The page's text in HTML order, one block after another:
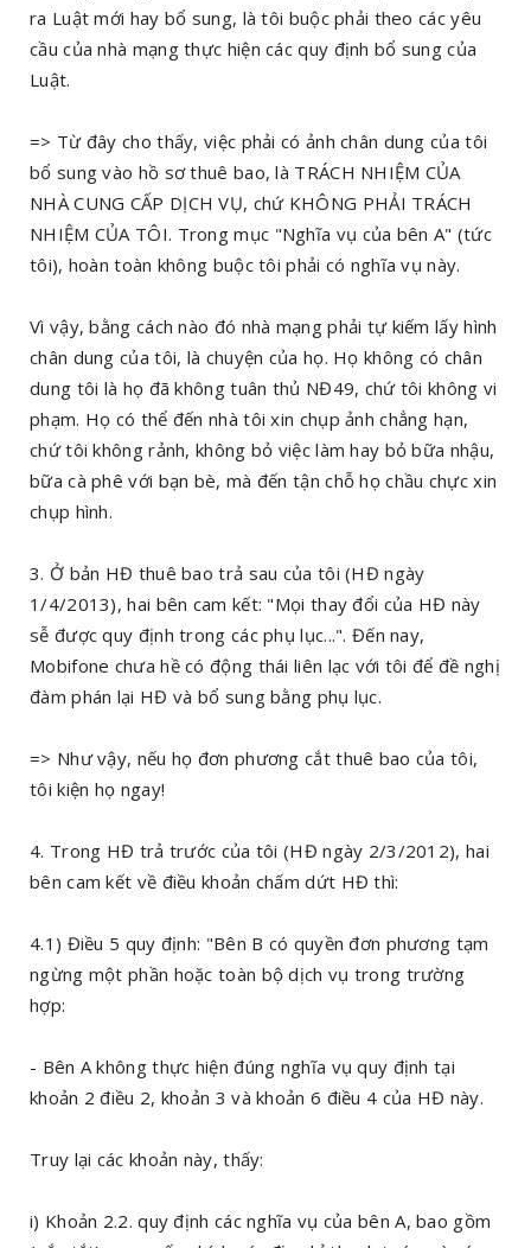
ra Luật mới hay bổ sung, là tôi buộc phải theo các yêu
cầu của nhà mạng thực hiện các quy định bổ sung của
Luật.
=> Từ đây cho thấy, việc phải có ảnh chân dung của tôi
bổ sung vào hồ sơ thuê bao, là TRÁCH NHIỆM CỦA
NHÀ CUNG CẤP DỊCH VỤ, chứ KHÔNG PHẢI TRÁCH
NHIỆM CỦA TÔI. Trong mục "Nghĩa vụ của bên A" (tức
tôi), hoàn toàn không buộc tôi phải có nghĩa vụ này.
Vì vậy, bằng cách nào đó nhà mạng phải tự kiếm lấy hình
chân dung của tôi, là chuyện của họ. Họ không có chân
dung tôi là họ đã không tuân thủ NĐ49, chứ tôi không vi
phạm. Họ có thể đến nhà tôi xin chụp ảnh chẳng hạn,
chứ tôi không rảnh, không bỏ việc làm hay bỏ bữa nhậu,
bữa cà phê với bạn bè, mà đến tận chỗ họ chầu chực xin
chụp hình.
3. Ở bản HĐ thuê bao trả sau của tôi (HĐ ngày
1/4/2013), hai bên cam kết: "Mọi thay đổi của HĐ này
sễ được quy định trong các phụ lục...". Đến nay,
Mobifone chưa hề có động thái liên lạc với tôi để đề nghị
đàm phán lại HĐ và bổ sung bằng phụ lục.
=> Như vậy, nếu họ đơn phương cắt thuê bao của tôi,
tôi kiện họ ngay!
4. Trong HĐ trả trước của tôi (HĐ ngày 2/3/2012), hai
bên cam kết về điều khoản chấm dứt HĐ thì:
4.1) Điều 5 quy định: "Bên B có quyền đơn phương tạm
ngừng một phần hoặc toàn bộ dịch vụ trong trường
hợp:
- Bên A không thực hiện đúng nghĩa vụ quy định tại
khoản 2 điều 2, khoản 3 và khoản 6 điều 4 của HĐ này.
Truy lại các khoản này, thấy:
i) Khoản 2.2. quy định các nghĩa vụ của bên A, bao gồm